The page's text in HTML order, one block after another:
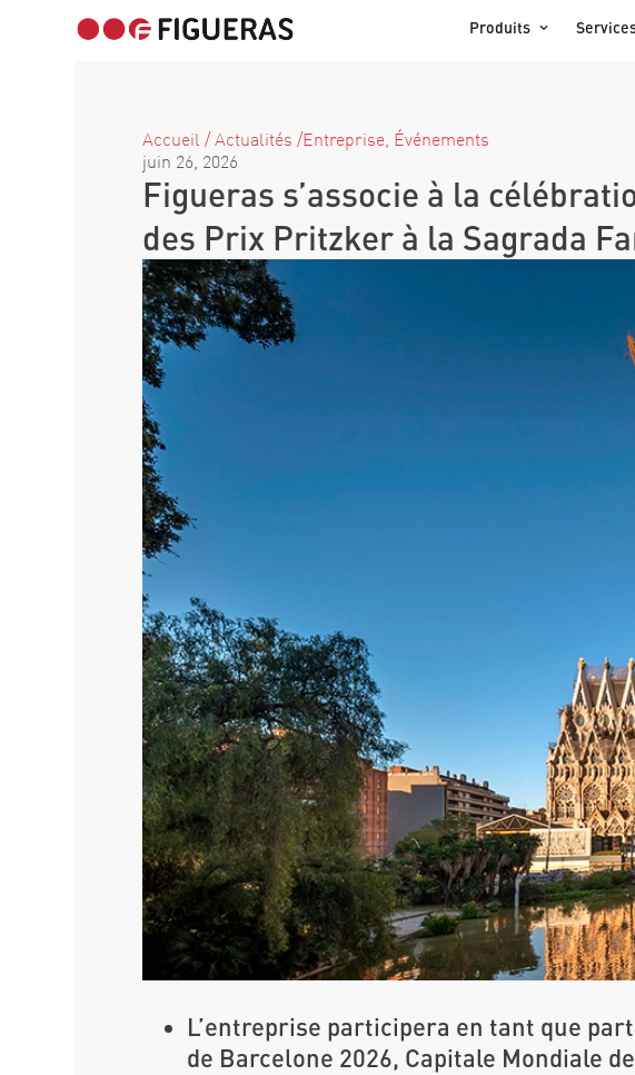
Produits
Accueil /Actualités /Entreprise, Événements
juin 26, 2026
Figueras s’associe à la
des Prix Pritzker à la Sagrada
L’entreprise participera en tant que
de Barcelone 2026, Capitale Mondiale